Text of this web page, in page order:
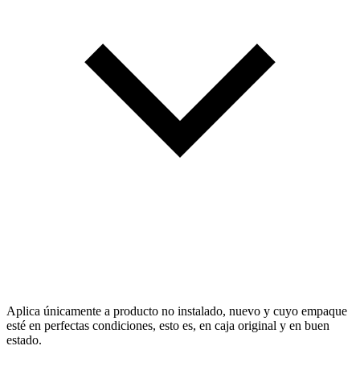
Aplica únicamente a producto no instalado, nuevo y cuyo empaque
esté en perfectas condiciones, esto es, en caja original y en buen
estado.